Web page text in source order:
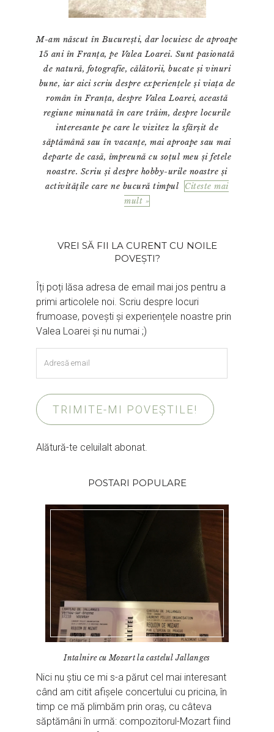
M-am născut în București, dar locuiesc de aproape
15 ani în Franța, pe Valea Loarei. Sunt pasionată
de natură, fotografie, călătorii, bucate și vinuri
bune, iar aici scriu despre experiențele și viața de
român în Franța, despre Valea Loarei, această
regiune minunată în care trăim, despre locurile
interesante pe care le vizitez la sfârșit de
săptămână sau în vacanțe, mai aproape sau mai
departe de casă, împreună cu soțul meu și fetele
noastre. Scriu și despre hobby-urile noastre și
activitățile care ne bucură timpul
Citeste mai
mult »
VREI SĂ FII LA CURENT CU NOILE
POVEȘTI?
Îți poți lăsa adresa de email mai jos pentru a
primi articolele noi. Scriu despre locuri
frumoase, povești și experiențele noastre prin
Valea Loarei și nu numai ;)
email
TRIMITE-MI POVEȘTILE!
Alătură-te celuilalt abonat.
POSTARI POPULARE
Intalnire cu Mozart la castelul Jallanges
Nici nu știu ce mi s-a părut cel mai interesant
când am citit afișele concertului cu pricina, în
timp ce mă plimbăm prin oraș, cu câteva
săptămâni în urmă: compozitorul-Mozart fiind